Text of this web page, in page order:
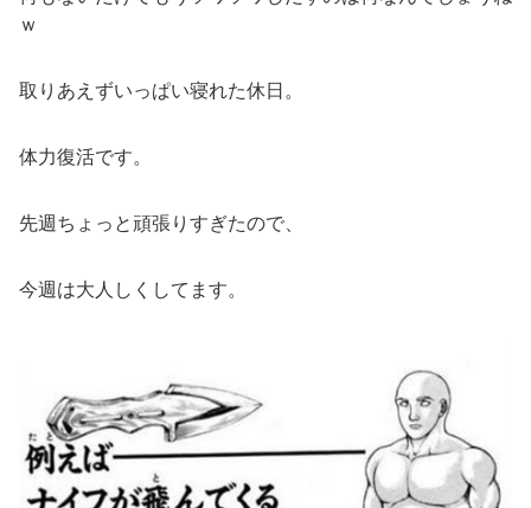
ｗ
取りあえずいっぱい寝れた休日。
体力復活です。
先週ちょっと頑張りすぎたので、
今週は大人しくしてます。